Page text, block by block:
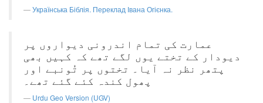
Українська Біблія. Переклад Івана Огієнка.
عمارت کی تمام اندرونی دیواروں پر
دیودار کے تختے یوں لگے تھے کہ کہیں بھی
پتھر نظر نہ آیا۔ تختوں پر تُونبے اور
پھول کندہ کئے گئے تھے۔
Urdu Geo Version (UGV)